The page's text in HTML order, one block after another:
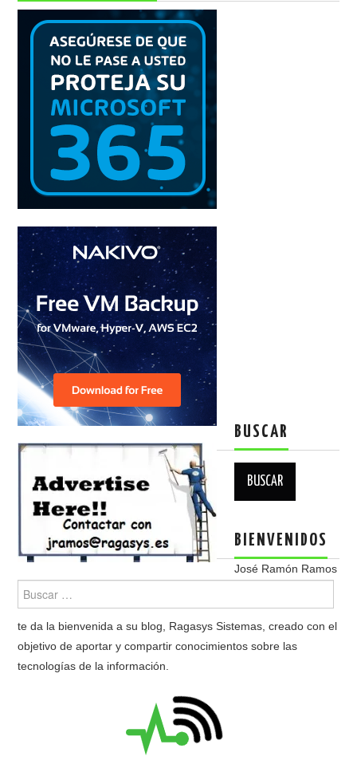
BUSCAR
BIENVENIDOS
José Ramón Ramos
te da la bienvenida a su blog, Ragasys Sistemas, creado con el
objetivo de aportar y compartir conocimientos sobre las
tecnologías de la información.